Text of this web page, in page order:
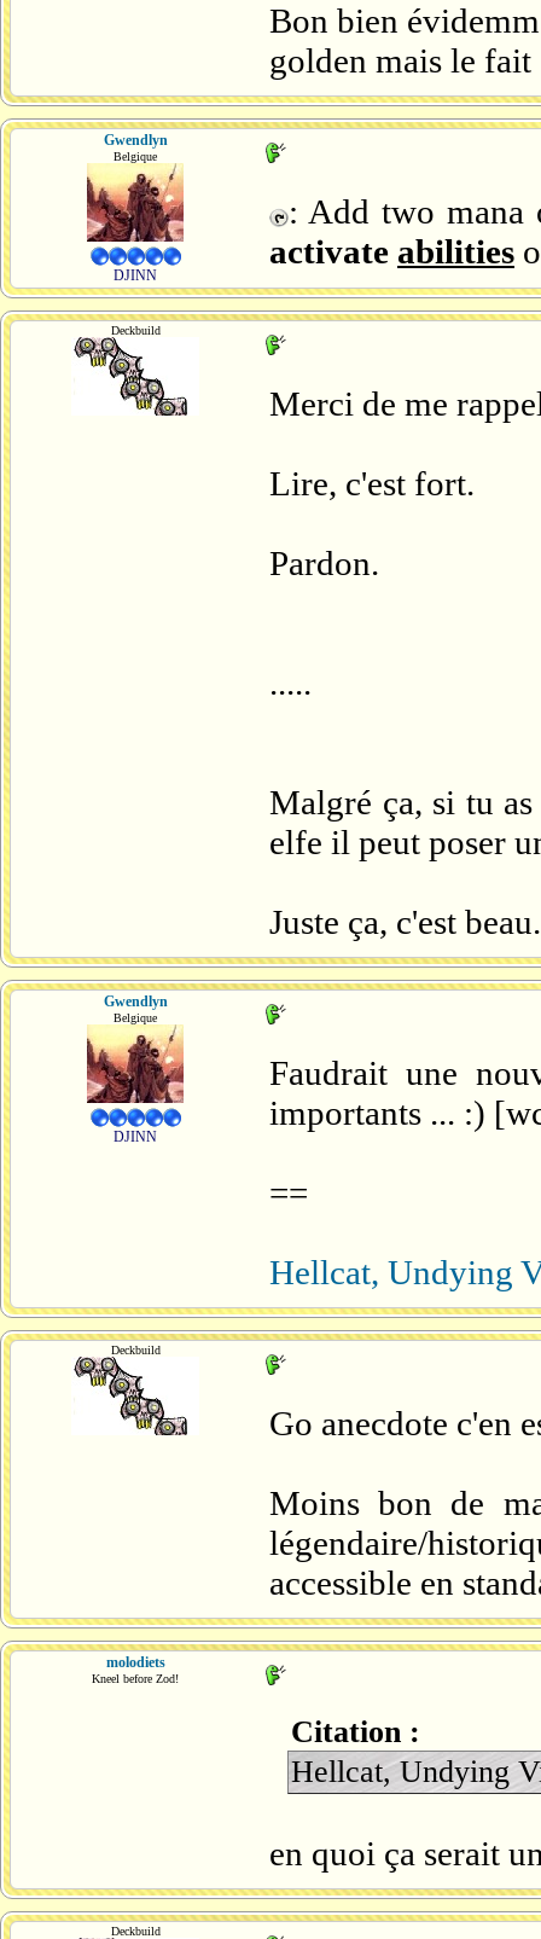
Bon bien
golden mais le
Gwendlyn
Belgique
DJINN
: Add two mana
activate abilities
Deckbuild
Merci de me
Lire, c'est fort.
Pardon.
.....
Malgré ça, si tu
elfe il peut poser
Juste ça, c'est beau.
Gwendlyn
Belgique
DJINN
Faudrait une
importants ... :)
==
Hellcat, Undying
Deckbuild
Go anecdote c'en
Moins bon de
légendaire/
accessible en
molodiets
Kneel before Zod!
Citation :
Hellcat, Undying
en quoi ça serait
Deckbuild